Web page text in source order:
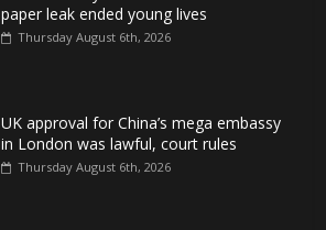
paper leak ended young lives
Thursday August 6th, 2026
UK approval for China’s mega embassy
in London was lawful, court rules
Thursday August 6th, 2026